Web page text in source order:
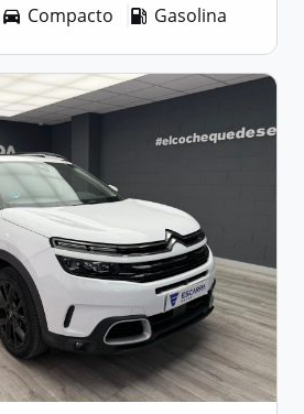
Compacto Gasolina